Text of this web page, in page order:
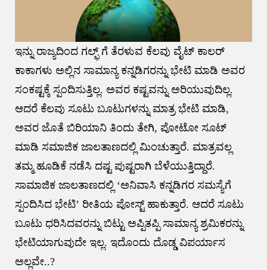
ಇನ್ನು ರಾಜ್ಯದಿಂದ ಗಲ್ಫ್ ಗೆ ತೆರಳುವ ಕೆಲವು ವೈಟ್ ಕಾಲರ್
ಕಾಕಾಗಳು ಅಲ್ಲಿನ ಸಾಮಾನ್ಯ ಕನ್ನಡಿಗರನ್ನು ಭೇಟಿ ಮಾಡಿ ಅವರ
ಸಂಕಷ್ಟಕ್ಕೆ ಸ್ಪಂದಿಸುತ್ತಿಲ್ಲ. ಅವರ ಕಷ್ಟವನ್ನು ಅರಿಯುವುದಿಲ್ಲ.
ಆದರೆ ಕೆಲವು ಸೂಟು ಬೂಟುಗಳನ್ನು ಮಾತ್ರ ಭೇಟಿ ಮಾಡಿ,
ಅವರ ಜೊತೆ ಬಿರಿಯಾನಿ ತಿಂದು ತೇಗಿ, ಪೋಟೋ ಸೂಟ್
ಮಾಡಿ ಸಮಾಜಿಕ ಜಾಲತಾಣದಲ್ಲಿ ಮಿಂಚುತ್ತಾರೆ. ಮಾತ್ರವಲ್ಲ
ತಮ್ಮ ಹೂಡಿಕೆ ನಡೆಸಿ ದಷ್ಟ ಪುಷ್ಟರಾಗಿ ಬೆಳೆಯುತ್ತಿದ್ದಾರೆ.
ಸಾಮಾಜಿಕ ಜಾಲತಾಣದಲ್ಲಿ ‘ಅನಿವಾಸಿ ಕನ್ನಡಿಗರ ಸಮಸ್ಯೆಗೆ
ಸ್ಪಂದಿಸಿದ ಭೇಟಿ’ ರೀತಿಯ ಪೋಸ್ಟ್ ಹಾಕುತ್ತಾರೆ. ಆದರೆ ಸೂಟು
ಬೂಟು ಧರಿಸಿದವರನ್ನು ಬಿಟ್ಟು ಅಪ್ಪಿತಪ್ಪಿ ಸಾಮಾನ್ಯ ಶ್ರಮಿಕರನ್ನು
ಭೇಟಿಯಾಗುವುದೇ ಇಲ್ಲ. ಇದೊಂದು ದೊಡ್ಡ ವಿಪರ್ಯಾಸ
ಅಲ್ಲವೇ..?